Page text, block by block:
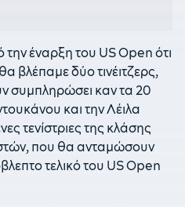
την έναρξη του US Open ότι
βλέπαμε δύο τινέιτζερς,
συμπληρώσει καν τα 20
και την Λέιλα
τενίστριες της κλάσης
που θα ανταμώσουν
τελικό του US Open